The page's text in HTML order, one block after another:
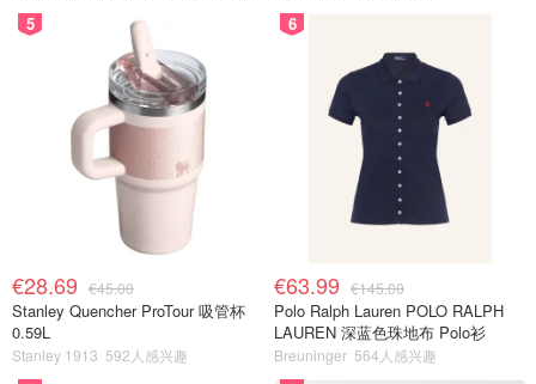
5
€28.69 €45.00
Stanley Quencher ProTour 吸管杯
0.59L
Stanley 1913 592人感兴趣
6
€63.99 €145.00
Polo Ralph Lauren POLO RALPH
LAUREN 深蓝色珠地布 Polo衫
Breuninger 564人感兴趣